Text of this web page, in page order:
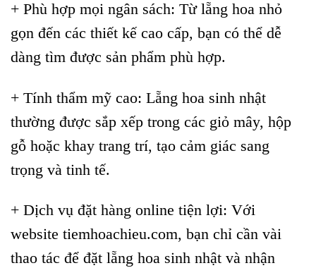
+ Phù hợp mọi ngân sách: Từ lẵng hoa nhỏ
gọn đến các thiết kế cao cấp, bạn có thể dễ
dàng tìm được sản phẩm phù hợp.
+ Tính thẩm mỹ cao: Lẵng hoa sinh nhật
thường được sắp xếp trong các giỏ mây, hộp
gỗ hoặc khay trang trí, tạo cảm giác sang
trọng và tinh tế.
+ Dịch vụ đặt hàng online tiện lợi: Với
website tiemhoachieu.com, bạn chỉ cần vài
thao tác để đặt lẵng hoa sinh nhật và nhận